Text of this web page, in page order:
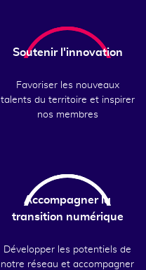
Soutenir l'innovation
Favoriser les nouveaux
talents du territoire et inspirer
nos membres
Accompagner la
transition numérique
Développer les potentiels de
notre réseau et accompagner